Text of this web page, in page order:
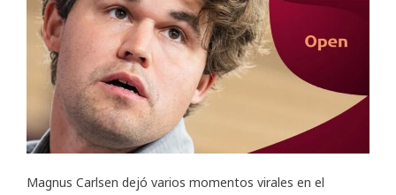
Magnus Carlsen dejó varios momentos virales en el